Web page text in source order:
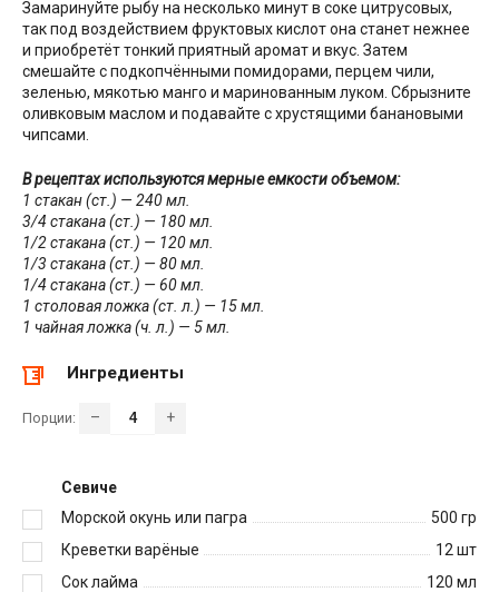
Замаринуйте рыбу на несколько минут в соке цитрусовых,
так под воздействием фруктовых кислот она станет нежнее
и приобретёт тонкий приятный аромат и вкус. Затем
смешайте с подкопчёнными помидорами, перцем чили,
зеленью, мякотью манго и маринованным луком. Сбрызните
оливковым маслом и подавайте с хрустящими банановыми
чипсами.
В рецептах используются мерные емкости объемом:
1 стакан (ст.) — 240 мл.
3/4 стакана (ст.) — 180 мл.
1/2 стакана (ст.) — 120 мл.
1/3 стакана (ст.) — 80 мл.
1/4 стакана (ст.) — 60 мл.
1 столовая ложка (ст. л.) — 15 мл.
1 чайная ложка (ч. л.) — 5 мл.
Ингредиенты
Порции: – +
Севиче
Морской окунь или пагра
500 гр
Креветки варёные
12 шт
Сок лайма
120 мл